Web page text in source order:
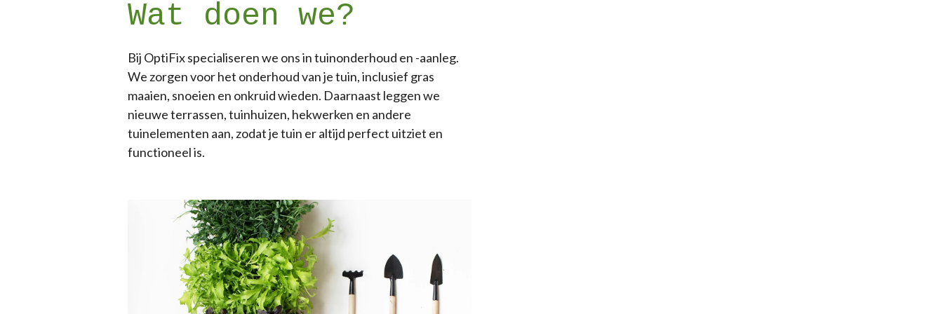
Wat doen we?
Bij OptiFix specialiseren we ons in tuinonderhoud en -aanleg.
We zorgen voor het onderhoud van je tuin, inclusief gras
maaien, snoeien en onkruid wieden. Daarnaast leggen we
nieuwe terrassen, tuinhuizen, hekwerken en andere
tuinelementen aan, zodat je tuin er altijd perfect uitziet en
functioneel is.